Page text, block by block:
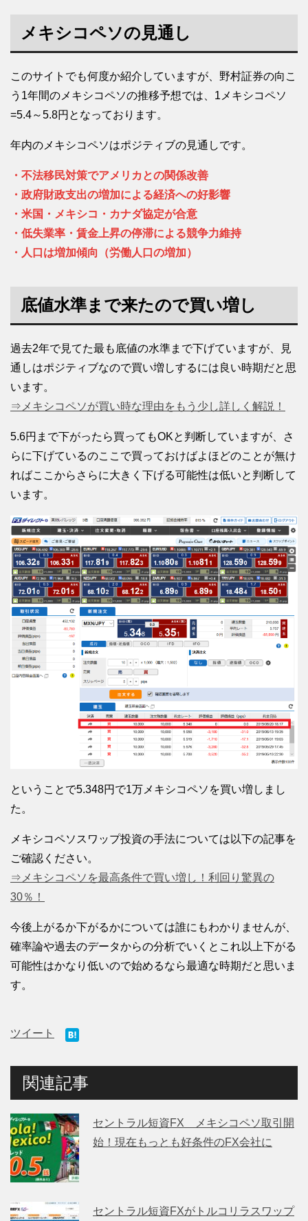
メキシコペソの見通し
このサイトでも何度か紹介していますが、野村証券の向こ
う1年間のメキシコペソの推移予想では、1メキシコペソ
=5.4～5.8円となっております。
年内のメキシコペソはポジティブの見通しです。
・不法移民対策でアメリカとの関係改善
・政府財政支出の増加による経済への好影響
・米国・メキシコ・カナダ協定が合意
・低失業率・賃金上昇の停滞による競争力維持
・人口は増加傾向（労働人口の増加）
底値水準まで来たので買い増し
過去2年で見てた最も底値の水準まで下げていますが、見
通しはポジティブなので買い増しするには良い時期だと思
います。
⇒メキシコペソが買い時な理由をもう少し詳しく解説！
5.6円まで下がったら買ってもOKと判断していますが、さ
らに下げているのここで買っておけばよほどのことが無け
ればここからさらに大きく下げる可能性は低いと判断して
います。
ということで5.348円で1万メキシコペソを買い増しまし
た。
メキシコペソスワップ投資の手法については以下の記事を
ご確認ください。
⇒メキシコペソを最高条件で買い増し！利回り驚異の
30％！
今後上がるか下がるかについては誰にもわかりませんが、
確率論や過去のデータからの分析でいくとこれ以上下がる
可能性はかなり低いので始めるなら最適な時期だと思いま
す。
ツイート
関連記事
セントラル短資FX メキシコペソ取引開
始！現在もっとも好条件のFX会社に
セントラル短資FXがトルコリラスワップ